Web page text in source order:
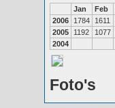
Jan Feb
2006
1784 1611
2005
1192 1077
2004
Foto's